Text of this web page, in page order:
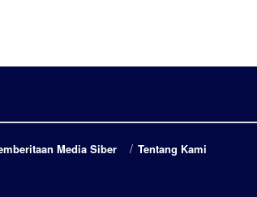
Media Siber Tentang Kami